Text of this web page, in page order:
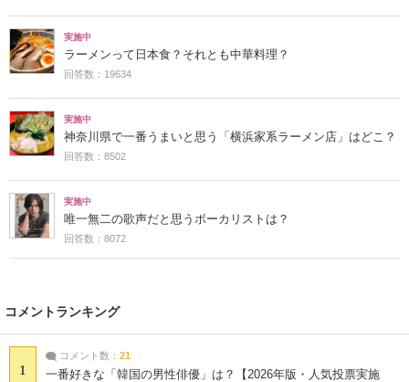
実施中
ラーメンって日本食？それとも中華料理？
回答数：19634
実施中
神奈川県で一番うまいと思う「横浜家系ラーメン店」はどこ？
回答数：8502
実施中
唯一無二の歌声だと思うボーカリストは？
回答数：8072
コメントランキング
1
コメント数： 21
一番好きな「韓国の男性俳優」は？【2026年版・人気投票実施